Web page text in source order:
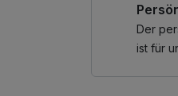
Sie mit in
Meer“ und
Genuss und
Der
ist für